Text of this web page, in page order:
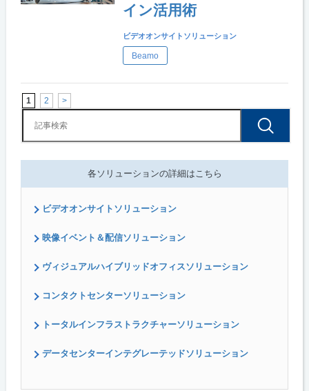
イン活用術
ビデオオンサイトソリューション
Beamo
1 2 >
各ソリューションの詳細はこちら
ビデオオンサイトソリューション
映像イベント＆配信ソリューション
ヴィジュアルハイブリッドオフィスソリューション
コンタクトセンターソリューション
トータルインフラストラクチャーソリューション
データセンターインテグレーテッドソリューション